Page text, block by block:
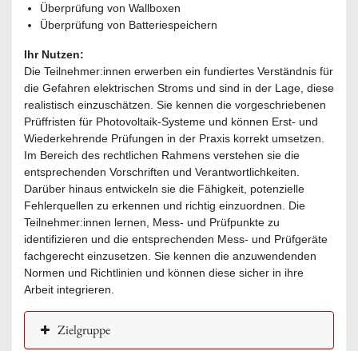
Überprüfung von Wallboxen
Überprüfung von Batteriespeichern
Ihr Nutzen:
Die Teilnehmer:innen erwerben ein fundiertes Verständnis für
die Gefahren elektrischen Stroms und sind in der Lage, diese
realistisch einzuschätzen. Sie kennen die vorgeschriebenen
Prüffristen für Photovoltaik-Systeme und können Erst- und
Wiederkehrende Prüfungen in der Praxis korrekt umsetzen.
Im Bereich des rechtlichen Rahmens verstehen sie die
entsprechenden Vorschriften und Verantwortlichkeiten.
Darüber hinaus entwickeln sie die Fähigkeit, potenzielle
Fehlerquellen zu erkennen und richtig einzuordnen. Die
Teilnehmer:innen lernen, Mess- und Prüfpunkte zu
identifizieren und die entsprechenden Mess- und Prüfgeräte
fachgerecht einzusetzen. Sie kennen die anzuwendenden
Normen und Richtlinien und können diese sicher in ihre
Arbeit integrieren.
Zielgruppe